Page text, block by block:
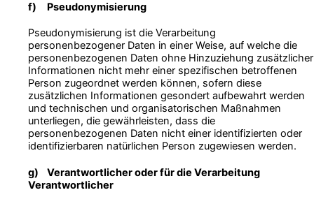
f) Pseudonymisierung
Pseudonymisierung ist die Verarbeitung
personenbezogener Daten in einer Weise, auf welche die
personenbezogenen Daten ohne Hinzuziehung zusätzlicher
Informationen nicht mehr einer spezifischen betroffenen
Person zugeordnet werden können, sofern diese
zusätzlichen Informationen gesondert aufbewahrt werden
und technischen und organisatorischen Maßnahmen
unterliegen, die gewährleisten, dass die
personenbezogenen Daten nicht einer identifizierten oder
identifizierbaren natürlichen Person zugewiesen werden.
g) Verantwortlicher oder für die Verarbeitung
Verantwortlicher